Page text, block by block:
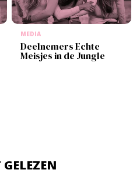
MEDIA
Deelnemers Echte
Meisjes in de Jungle
GELEZEN